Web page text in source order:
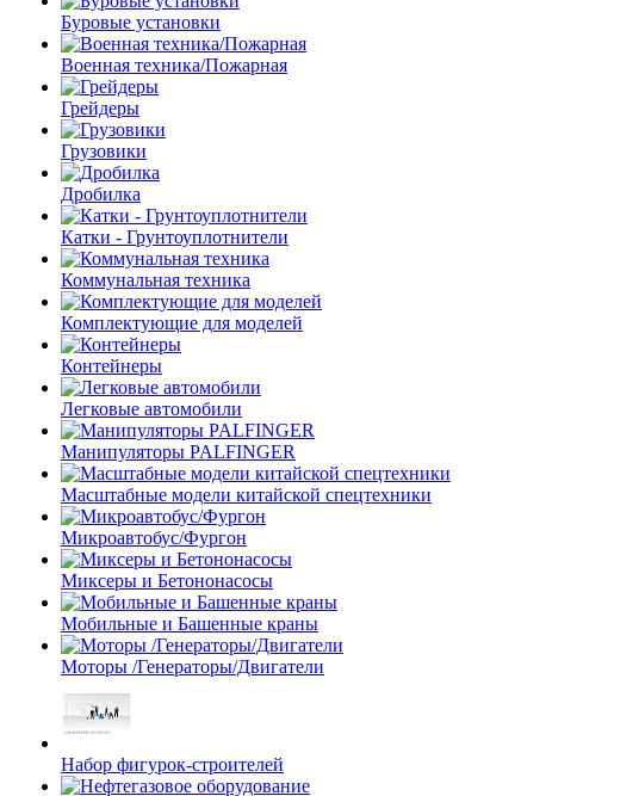
Буровые установки
Военная техника/Пожарная
Грейдеры
Грузовики
Дробилка
Катки - Грунтоуплотнители
Коммунальная техника
Комплектующие для моделей
Контейнеры
Легковые автомобили
Манипуляторы PALFINGER
Масштабные модели китайской спецтехники
Микроавтобус/Фургон
Миксеры и Бетононасосы
Мобильные и Башенные краны
Моторы /Генераторы/Двигатели
Набор фигурок-строителей